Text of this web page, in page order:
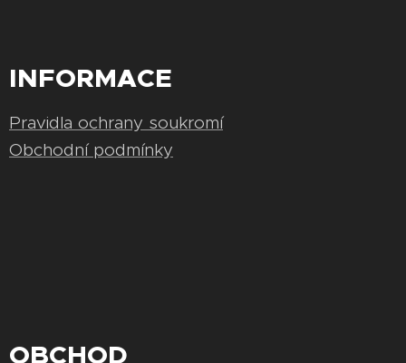
INFORMACE
Pravidla ochrany soukromí
Obchodní podmínky
OBCHOD